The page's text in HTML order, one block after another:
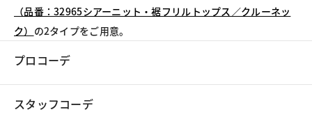
（品番：32965シアーニット・裾フリルトップス／クルーネッ
ク） の2タイプをご用意。
プロコーデ
スタッフコーデ